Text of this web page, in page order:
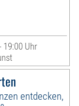
19:00 Uhr
entdecken,